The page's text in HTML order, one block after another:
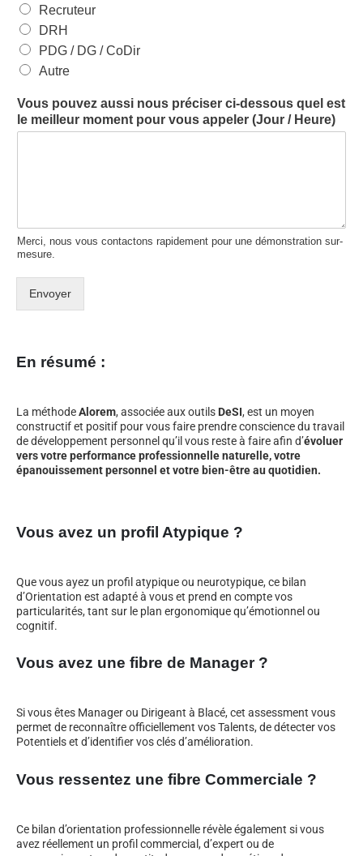
Recruteur
DRH
PDG / DG / CoDir
Autre
Vous pouvez aussi nous préciser ci-dessous quel est
le meilleur moment pour vous appeler (Jour / Heure)
Merci, nous vous contactons rapidement pour une démonstration sur-
mesure.
Envoyer
En résumé :
La méthodeAlorem, associée aux outils DeSI, est un moyen
constructif et positif pour vous faire prendre conscience du travail
de développement personnel qu’il vous reste à faire afin d’évoluer
vers votre performance professionnelle naturelle, votre
épanouissement personnel et votre bien-être au quotidien.
Vous avez un profil Atypique ?
Que vous ayez un profil atypique ou neurotypique, ce bilan
d’Orientation est adapté à vous et prend en compte vos
particularités, tant sur le plan ergonomique qu’émotionnel ou
cognitif.
Vous avez une fibre de Manager ?
Si vous êtes Manager ou Dirigeant à Blacé, cet assessment vous
permet de reconnaître officiellement vos Talents, de détecter vos
Potentiels et d’identifier vos clés d’amélioration.
Vous ressentez une fibre Commerciale ?
Ce bilan d’orientation professionnelle révèle également si vous
avez réellement un profil commercial, d’expert ou de